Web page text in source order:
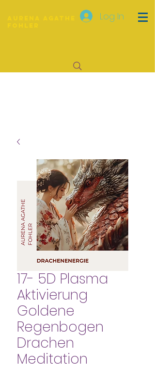
Log In
17- 5D Plasma
Aktivierung
Goldene
Regenbogen
Drachen
Meditation